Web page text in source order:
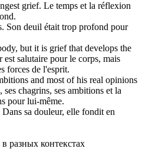
grief. Le temps et la réflexion
Son deuil était trop profond pour
but it is griefthat develops the
est salutaire pour le corps, mais
forces de l'esprit.
and most of his real opinions
ses chagrins, ses ambitions et la
pour lui-même.
Dans sa douleur, elle fondit en
разных контекстах